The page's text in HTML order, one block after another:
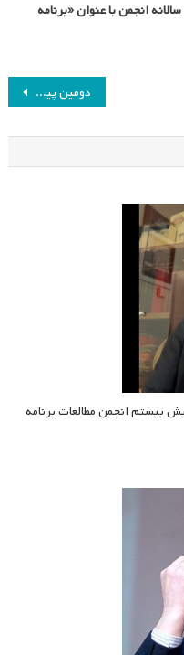
انجمن با عنوان «برنامه
دومین پیش نشست بیستمین همایش سالانه انجمن مطالعات برنامه درسی ایران برگزار می‌شود؛
بیستم انجمن مطالعات برنامه